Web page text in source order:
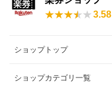
3.58
ショップトップ
ショップカテゴリ一覧